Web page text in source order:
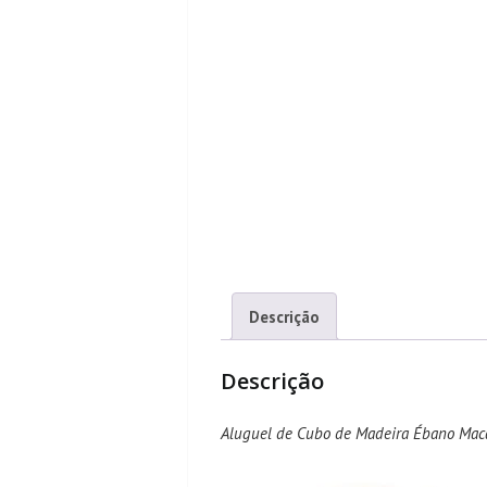
Descrição
Descrição
Aluguel de Cubo de Madeira Ébano